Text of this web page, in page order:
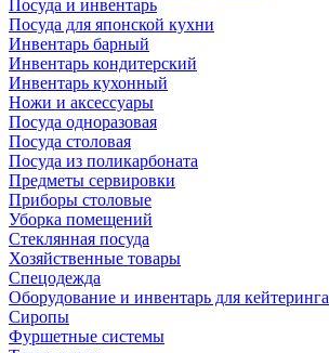
Посуда и инвентарь
Посуда для японской кухни
Инвентарь барный
Инвентарь кондитерский
Инвентарь кухонный
Ножи и аксессуары
Посуда одноразовая
Посуда столовая
Посуда из поликарбоната
Предметы сервировки
Приборы столовые
Уборка помещений
Стеклянная посуда
Хозяйственные товары
Спецодежда
Оборудование и инвентарь для кейтеринга
Сиропы
Фуршетные системы